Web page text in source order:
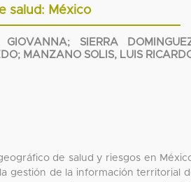
salud: México
GIOVANNA; SIERRA
; MANZANO SOLIS, LUIS
de salud y riesgos en
gestión de la información territorial